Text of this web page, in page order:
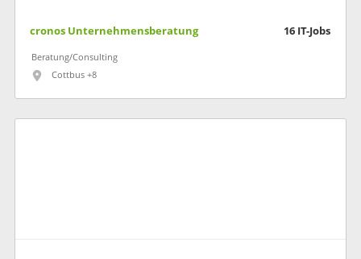
cronos Unternehmensberatung 16 IT-Jobs
Beratung/Consulting
Cottbus +8